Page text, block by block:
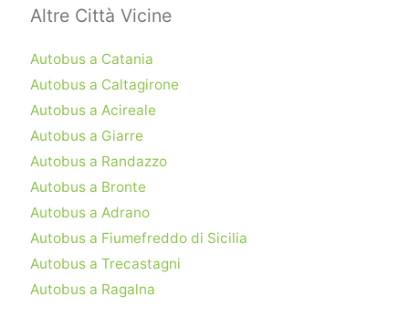
Altre Città Vicine
Autobus a Catania
Autobus a Caltagirone
Autobus a Acireale
Autobus a Giarre
Autobus a Randazzo
Autobus a Bronte
Autobus a Adrano
Autobus a Fiumefreddo di Sicilia
Autobus a Trecastagni
Autobus a Ragalna